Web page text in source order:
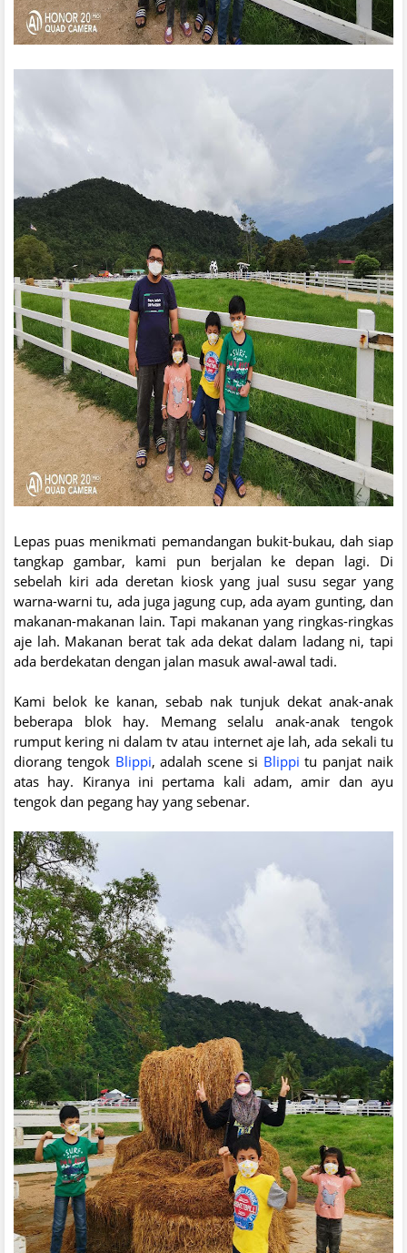
Lepas puas menikmati pemandangan bukit-bukau, dah siap
tangkap gambar, kami pun berjalan ke depan lagi. Di
sebelah kiri ada deretan kiosk yang jual susu segar yang
warna-warni tu, ada juga jagung cup, ada ayam gunting, dan
makanan-makanan lain. Tapi makanan yang ringkas-ringkas
aje lah. Makanan berat tak ada dekat dalam ladang ni, tapi
ada berdekatan dengan jalan masuk awal-awal tadi.
Kami belok ke kanan, sebab nak tunjuk dekat anak-anak
beberapa blok hay. Memang selalu anak-anak tengok
rumput kering ni dalam tv atau internet aje lah, ada sekali tu
diorang tengok Blippi, adalah scene si Blippi tu panjat naik
atas hay. Kiranya ini pertama kali adam, amir dan ayu
tengok dan pegang hay yang sebenar.